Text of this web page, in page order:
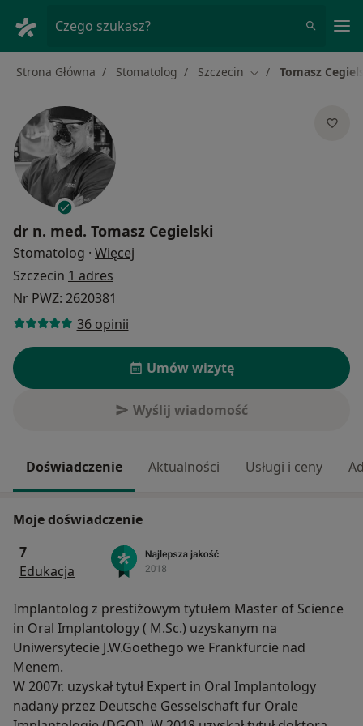
Czego szukasz?
Strona Główna Stomatolog Szczecin Zmień miasto
Tomasz
dr n. med. Tomasz Cegielski
Stomatolog · Więcej
Szczecin 1 adres
Nr PWZ: 2620381
36 opinii
Umów wizytę
Wyślij wiadomość
Doświadczenie Aktualności Usługi i ceny
Moje doświadczenie
7
Edukacja
Implantolog z prestiżowym tytułem Master of Science
in Oral Implantology ( M.Sc.) uzyskanym na
Uniwersytecie J.W.Goethego we Frankfurcie nad
Menem.
W 2007r. uzyskał tytuł Expert in Oral Implantology
nadany przez Deutsche Gesselschaft fur Orale